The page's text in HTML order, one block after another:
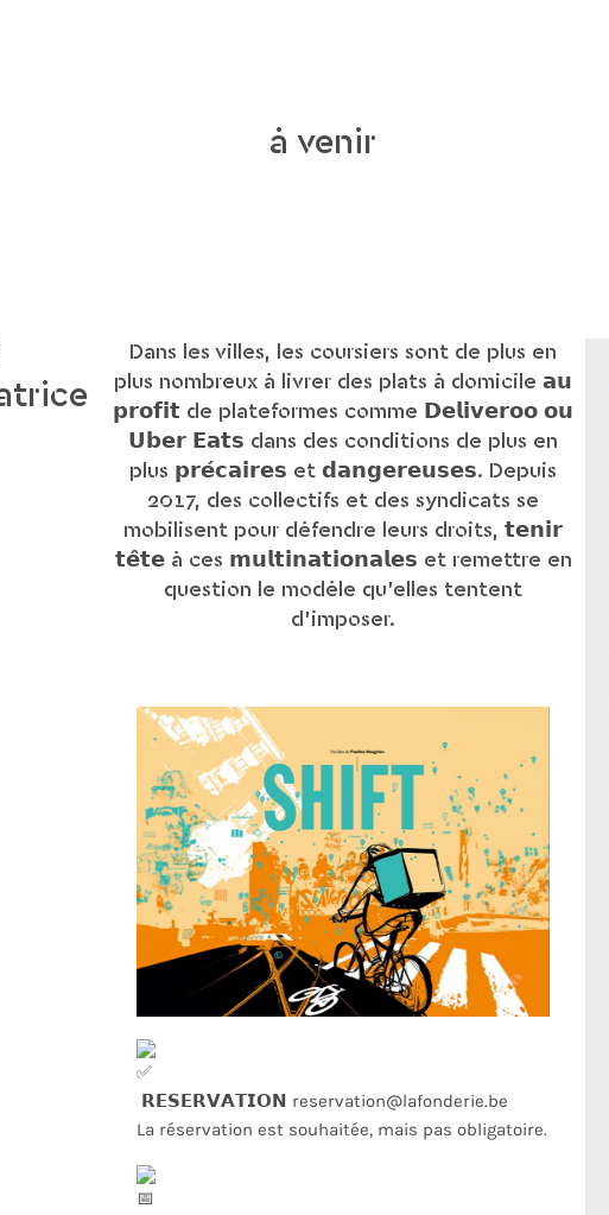
à venir
Dans les villes, les coursiers sont de plus en
plus nombreux à livrer des plats à domicile 𝗮𝘂
𝗽𝗿𝗼𝗳𝗶𝘁 de plateformes comme 𝗗𝗲𝗹𝗶𝘃𝗲𝗿𝗼𝗼 𝗼𝘂
𝗨𝗯𝗲𝗿 𝗘𝗮𝘁𝘀 dans des conditions de plus en
plus 𝗽𝗿𝗲́𝗰𝗮𝗶𝗿𝗲𝘀 et 𝗱𝗮𝗻𝗴𝗲𝗿𝗲𝘂𝘀𝗲𝘀. Depuis
2017, des collectifs et des syndicats se
mobilisent pour défendre leurs droits, 𝘁𝗲𝗻𝗶𝗿
𝘁𝗲̂𝘁𝗲 à ces 𝗺𝘂𝗹𝘁𝗶𝗻𝗮𝘁𝗶𝗼𝗻𝗮𝗹𝗲𝘀 et remettre en
question le modèle qu’elles tentent
d’imposer.
𝗥𝗘𝗦𝗘𝗥𝗩𝗔𝗧𝗜𝗢𝗡 reservation@lafonderie.be
La réservation est souhaitée, mais pas obligatoire.